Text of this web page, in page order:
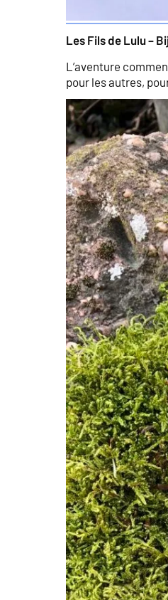
Les Fils de Lulu –
L’aventure
pour les autres,